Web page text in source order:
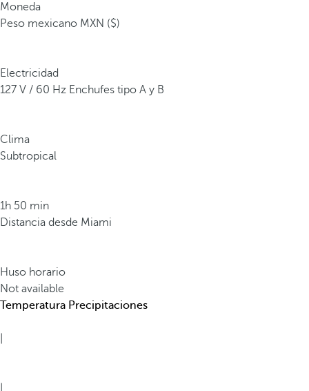
Moneda
Peso mexicano MXN ($)
Electricidad
127 V / 60 Hz Enchufes tipo A y B
Clima
Subtropical
1h 50 min
Distancia desde Miami
Huso horario
Not available
Temperatura Precipitaciones